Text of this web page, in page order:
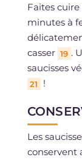
Faites cuire
minutes à
casser 19 .
saucisses
21 !
Les
conservent